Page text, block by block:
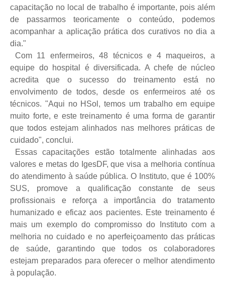
capacitação no local de trabalho é importante, pois além
de passarmos teoricamente o conteúdo, podemos
acompanhar a aplicação prática dos curativos no dia a
dia."
Com 11 enfermeiros, 48 técnicos e 4 maqueiros, a
equipe do hospital é diversificada. A chefe de núcleo
acredita que o sucesso do treinamento está no
envolvimento de todos, desde os enfermeiros até os
técnicos. "Aqui no HSol, temos um trabalho em equipe
muito forte, e este treinamento é uma forma de garantir
que todos estejam alinhados nas melhores práticas de
cuidado", conclui.
Essas capacitações estão totalmente alinhadas aos
valores e metas do IgesDF, que visa a melhoria contínua
do atendimento à saúde pública. O Instituto, que é 100%
SUS, promove a qualificação constante de seus
profissionais e reforça a importância do tratamento
humanizado e eficaz aos pacientes. Este treinamento é
mais um exemplo do compromisso do Instituto com a
melhoria no cuidado e no aperfeiçoamento das práticas
de saúde, garantindo que todos os colaboradores
estejam preparados para oferecer o melhor atendimento
à população.